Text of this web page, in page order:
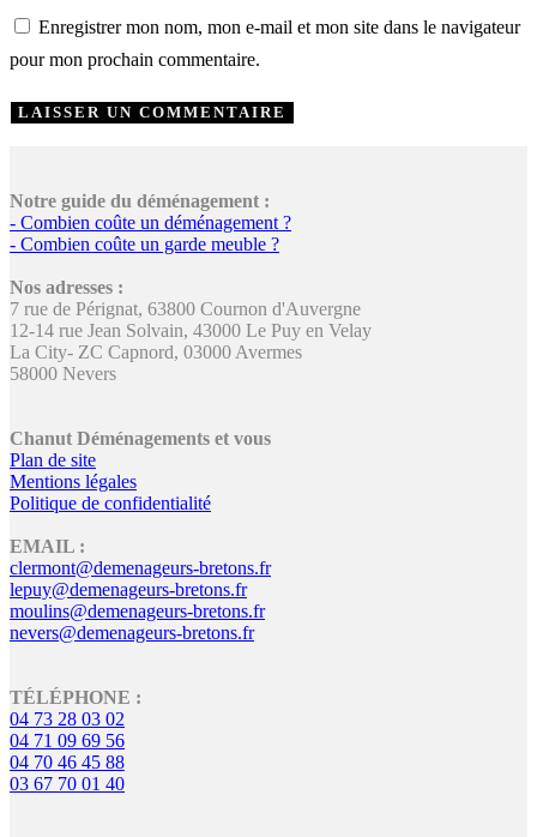
Enregistrer mon nom, mon e-mail et mon site dans le navigateur
pour mon prochain commentaire.
Notre guide du déménagement :
- Combien coûte un déménagement ?
- Combien coûte un garde meuble ?
Nos adresses :
7 rue de Pérignat, 63800 Cournon d'Auvergne
12-14 rue Jean Solvain, 43000 Le Puy en Velay
La City- ZC Capnord, 03000 Avermes
58000 Nevers
Chanut Déménagements et vous
Plan de site
Mentions légales
Politique de confidentialité
EMAIL :
clermont@demenageurs-bretons.fr
lepuy@demenageurs-bretons.fr
moulins@demenageurs-bretons.fr
nevers@demenageurs-bretons.fr
TÉLÉPHONE :
04 73 28 03 02
04 71 09 69 56
04 70 46 45 88
03 67 70 01 40